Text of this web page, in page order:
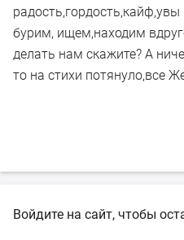
бурим, ищем,находим
делать нам скажите? А
то на стихи потянуло,все
Войдите на сайт, чтобы